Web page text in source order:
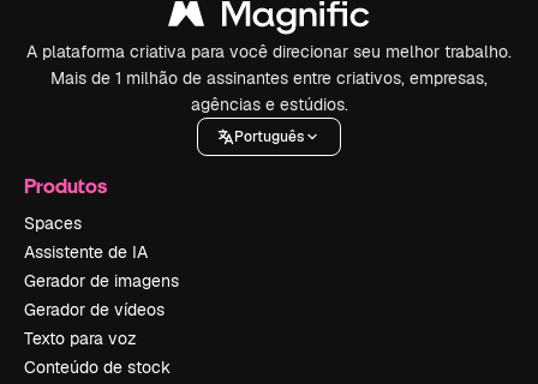
A plataforma criativa para você direcionar seu melhor trabalho.
Mais de 1 milhão de assinantes entre criativos, empresas,
agências e estúdios.
Português
Produtos
Spaces
Assistente de IA
Gerador de imagens
Gerador de vídeos
Texto para voz
Conteúdo de stock